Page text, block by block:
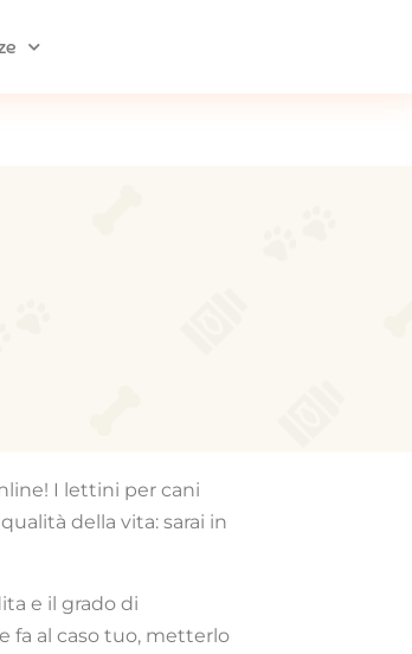
I lettini per cani
della vita: sarai in
e il grado di
fa al caso tuo, metterlo